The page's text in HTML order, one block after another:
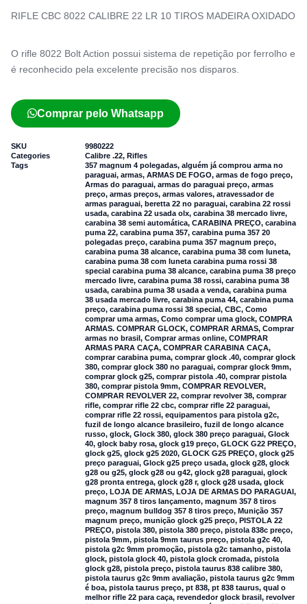
RIFLE CBC 8022 CALIBRE 22 LR 10 TIROS MADEIRA OXIDADO
O rifle 8022 Bolt Action possui sistema de repetição por ferrolho e
é reconhecido pela excelente precisão nos disparos.
Comprar pelo Whatsapp
SKU
9980222
Categories
Calibre .22, Rifles
Tags
357 magnum 4 polegadas, alguém já comprou arma no
paraguai, armas, ARMAS DE FOGO, armas de fogo preço,
Armas do paraguai, armas do paraguai preço, armas
preço, armas preços, armas valores, atravessador de
armas paraguai, beretta 22 no paraguai, carabina 22 rossi
usada, carabina 22 usada olx, carabina 38 mercado livre,
carabina 38 semi automática, CARABINA PREÇO, carabina
puma 22, carabina puma 357, carabina puma 357 20
polegadas preço, carabina puma 357 magnum preço,
carabina puma 38 alcance, carabina puma 38 com luneta,
carabina puma 38 com luneta carabina puma rossi 38
special carabina puma 38 alcance, carabina puma 38 preço
mercado livre, carabina puma 38 rossi, carabina puma 38
usada, carabina puma 38 usada a venda, carabina puma
38 usada mercado livre, carabina puma 44, carabina puma
preço, carabina puma rossi 38 special, CBC, Como
comprar uma armas, Como comprar uma glock, COMPRA
ARMAS. COMPRAR GLOCK, COMPRAR ARMAS, Comprar
armas no brasil, Comprar armas online, COMPRAR
ARMAS PARA CAÇA, COMPRAR CARABINA CAÇA,
comprar carabina puma, comprar glock .40, comprar glock
380, comprar glock 380 no paraguai, comprar glock 9mm,
comprar glock g25, comprar pistola .40, comprar pistola
380, comprar pistola 9mm, COMPRAR REVOLVER,
COMPRAR REVOLVER 22, comprar revolver 38, comprar
rifle, comprar rifle 22 cbc, comprar rifle 22 paraguai,
comprar rifle 22 rossi, equipamentos para pistola g2c,
fuzil de longo alcance brasileiro, fuzil de longo alcance
russo, glock, Glock 380, glock 380 preço paraguai, Glock
40, glock baby rosa, glock g19 preço, GLOCK G22 PREÇO,
glock g25, glock g25 2020, GLOCK G25 PREÇO, glock g25
preço paraguai, Glock g25 preço usada, glock g28, glock
g28 ou g25, glock g28 ou g42, glock g28 paraguai, glock
g28 pronta entrega, glock g28 r, glock g28 usada, glock
preço, LOJA DE ARMAS, LOJA DE ARMAS DO PARAGUAI,
magnum 357 8 tiros lançamento, magnum 357 8 tiros
preço, magnum bulldog 357 8 tiros preço, Munição 357
magnum preço, munição glock g25 preço, PISTOLA 22
PREÇO, pistola 380, pistola 380 preço, pistola 838c preço,
pistola 9mm, pistola 9mm taurus preço, pistola g2c 40,
pistola g2c 9mm promoção, pistola g2c tamanho, pistola
glock, pistola glock 40, pistola glock cromada, pistola
glock g28, pistola preço, pistola taurus 838 calibre 380,
pistola taurus g2c 9mm avaliação, pistola taurus g2c 9mm
é boa, pistola taurus preço, pt 838, pt 838 taurus, qual o
melhor rifle 22 para caça, revendedor glock brasil, revolver